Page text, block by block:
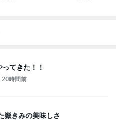
てきた！！
20時間前
嶽きみの美味しさ